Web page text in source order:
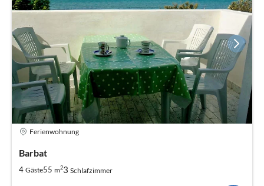
Ferienwohnung
Barbat
4 Gäste55 m23 Schlafzimmer